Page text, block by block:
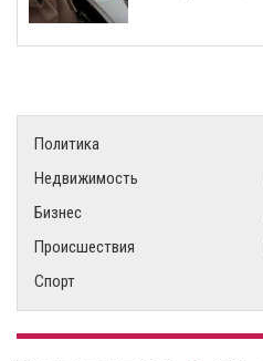
Политика
Недвижимость
Бизнес
Происшествия
Спорт